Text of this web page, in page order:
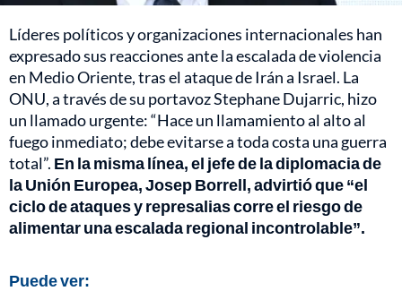
Líderes políticos y organizaciones internacionales han
expresado sus reacciones ante la escalada de violencia
en Medio Oriente, tras el ataque de Irán a Israel. La
ONU, a través de su portavoz Stephane Dujarric, hizo
un llamado urgente: “Hace un llamamiento al alto al
fuego inmediato; debe evitarse a toda costa una guerra
total”. En la misma línea, el jefe de la diplomacia de
la Unión Europea, Josep Borrell, advirtió que “el
ciclo de ataques y represalias corre el riesgo de
alimentar una escalada regional incontrolable”.
Puede ver: